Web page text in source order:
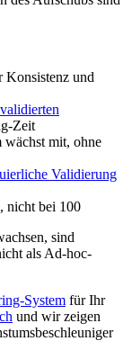
und
validierten
Zeit
wächst mit, ohne
Validierung
nicht bei 100
sind
als Ad-hoc-
System für Ihr
und wir zeigen